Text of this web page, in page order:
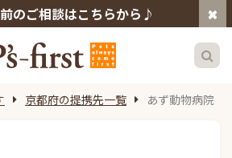
のご相談はこちらから♪
京都府の提携先一覧 あず動物病院